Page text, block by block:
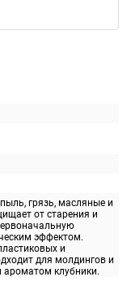
грязь, масляные и
от старения и
эффектом.
и
для молдингов и
клубники.